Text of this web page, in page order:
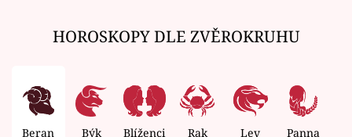
HOROSKOPY DLE ZVĚROKRUHU
Beran Býk Blíženci Rak Lev Panna